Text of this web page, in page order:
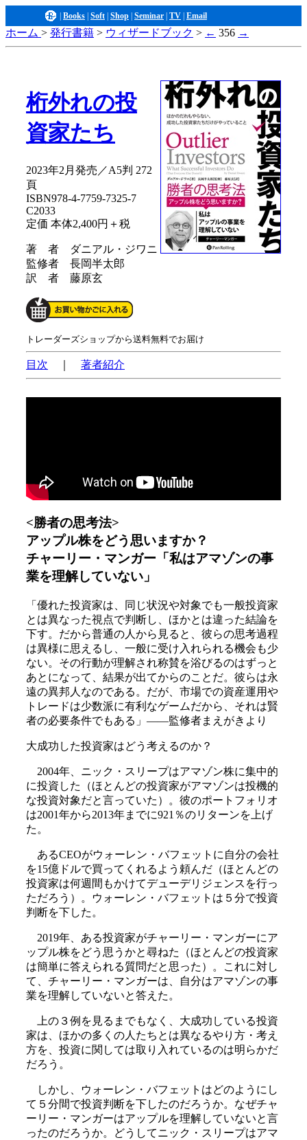
Books Soft Shop Seminar TV Email
ホーム > 発行書籍 > ウィザードブック > ← 356 →
桁外れの投
資家たち
2023年2月発売／A5判 272
頁
ISBN978-4-7759-7325-7
C2033
定価 本体2,400円＋税
著 者 ダニアル・ジワニ
監修者 長岡半太郎
訳 者 藤原玄
トレーダーズショップから送料無料でお届け
目次 著者紹介
<勝者の思考法>
アップル株をどう思いますか？
チャーリー・マンガー「私はアマゾンの事
業を理解していない」
「優れた投資家は、同じ状況や対象でも一般投資家
とは異なった視点で判断し、ほかとは違った結論を
下す。だから普通の人から見ると、彼らの思考過程
は異様に思えるし、一般に受け入れられる機会も少
ない。その行動が理解され称賛を浴びるのはずっと
あとになって、結果が出てからのことだ。彼らは永
遠の異邦人なのである。だが、市場での資産運用や
トレードは少数派に有利なゲームだから、それは賢
者の必要条件でもある」――監修者まえがきより
大成功した投資家はどう考えるのか？
2004年、ニック・スリープはアマゾン株に集中的
に投資した（ほとんどの投資家がアマゾンは投機的
な投資対象だと言っていた）。彼のポートフォリオ
は2001年から2013年までに921％のリターンを上げ
た。
あるCEOがウォーレン・バフェットに自分の会社
を15億ドルで買ってくれるよう頼んだ（ほとんどの
投資家は何週間もかけてデューデリジェンスを行っ
ただろう）。ウォーレン・バフェットは５分で投資
判断を下した。
2019年、ある投資家がチャーリー・マンガーにア
ップル株をどう思うかと尋ねた（ほとんどの投資家
は簡単に答えられる質問だと思った）。これに対し
て、チャーリー・マンガーは、自分はアマゾンの事
業を理解していないと答えた。
上の３例を見るまでもなく、大成功している投資
家は、ほかの多くの人たちとは異なるやり方・考え
方を、投資に関しては取り入れているのは明らかだ
だろう。
しかし、ウォーレン・バフェットはどのようにし
て５分間で投資判断を下したのだろうか。なぜチャ
ーリー・マンガーはアップルを理解していないと言
ったのだろうか。どうしてニック・スリープはアマ